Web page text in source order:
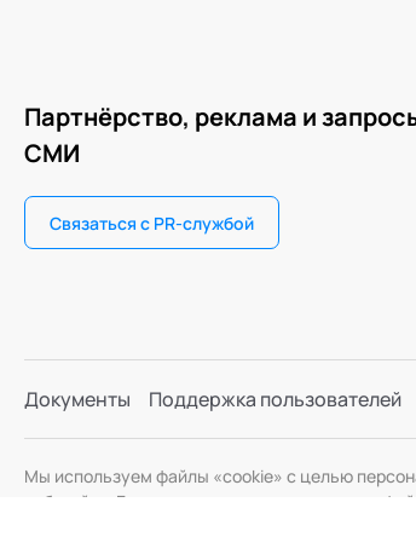
Партнёрство, реклама и
СМИ
Связаться с PR-службой
Документы Поддержка пользователей
Мы используем файлы «cookie» с целью
веб-сайта. Если вы не хотите использовать